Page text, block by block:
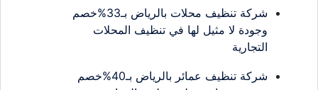
شركة تنظيف محلات بالرياض بـ33%خصم
وجودة لا مثيل لها في تنظيف المحلات
التجارية
شركة تنظيف عمائر بالرياض بـ40%خصم